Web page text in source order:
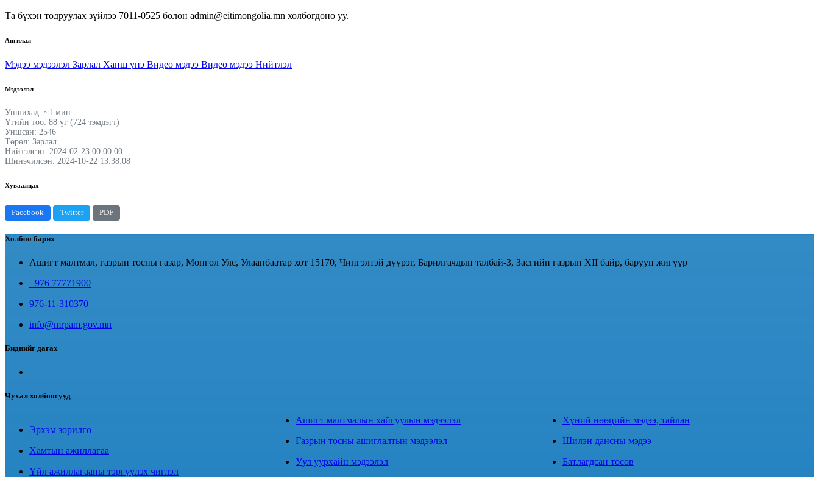
Та бүхэн тодруулах зүйлээ 7011-0525 болон admin@eitimongolia.mn холбогдоно уу.
Ангилал
Мэдээ мэдээлэл Зарлал Ханш үнэ Видео мэдээ Видео мэдээ Нийтлэл
Мэдээлэл
Уншихад: ~1 мин
Үгийн тоо: 88 үг (724 тэмдэгт)
Уншсан: 2546
Төрөл: Зарлал
Нийтэлсэн: 2024-02-23 00:00:00
Шинэчилсэн: 2024-10-22 13:38:08
Хуваалцах
Facebook Twitter PDF
Холбоо барих
Ашигт малтмал, газрын тосны газар, Монгол Улс, Улаанбаатар хот 15170, Чингэлтэй дүүрэг, Барилгачдын талбай-3, Засгийн газрын XII байр, баруун жигүүр
+976 77771900
976-11-310370
info@mrpam.gov.mn
Биднийг дагах
Чухал холбоосууд
Эрхэм зорилго
Хамтын ажиллагаа
Үйл ажиллагааны тэргүүлэх чиглэл
Ашигт малтмалын хайгуулын мэдээлэл
Газрын тосны ашиглалтын мэдээлэл
Уул уурхайн мэдээлэл
Хүний нөөцийн мэдээ, тайлан
Шилэн дансны мэдээ
Батлагдсан төсөв